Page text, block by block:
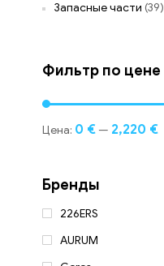
Запасные части (39)
Фильтр по цене
Цена: 0 € — 2,220 €
Бренды
226ERS
AURUM